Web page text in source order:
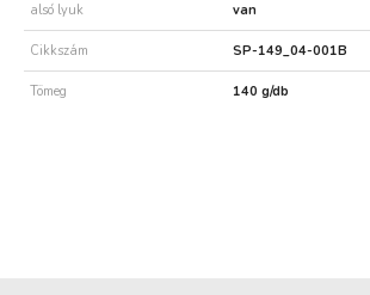
alsó lyuk van
Cikkszám SP-149_04-001B
Tömeg 140 g/db